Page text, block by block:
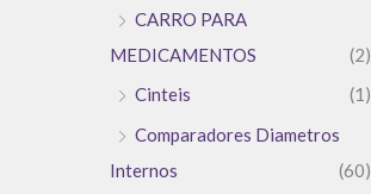
CARRO PARA
MEDICAMENTOS
(2)
Cinteis
(1)
Comparadores Diametros
Internos
(60)